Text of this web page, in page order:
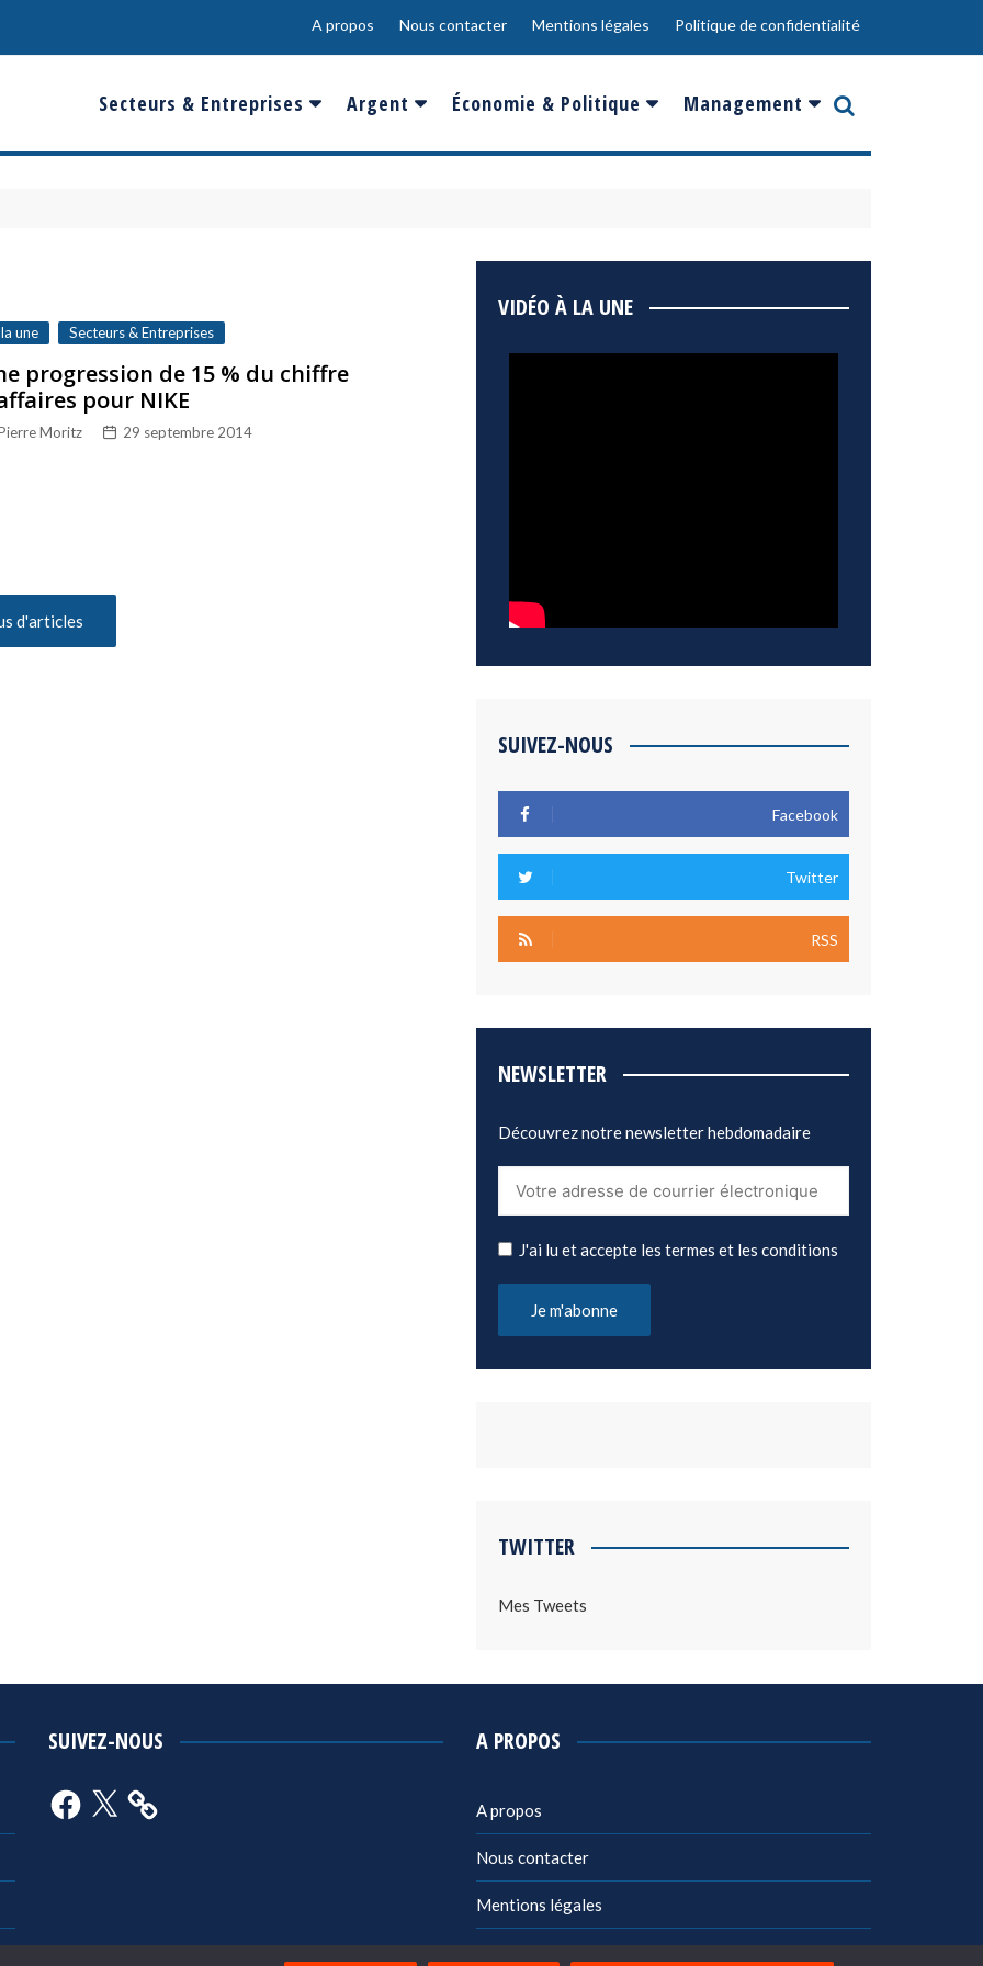
A propos Nous contacter Mentions légales Politique de confidentialité
Secteurs & Entreprises
Banques & Finances
Défense & Aéronautique
Santé & Biotechnologie
Technologies & Médias
Argent
Salaire
Epargne & Placements
Économie & Politique
France
Management
Innovation
une Secteurs & Entreprises
progression de 15 % du chiffre
pour NIKE
Moritz 29 septembre 2014
d'articles
VIDÉO À LA UNE
SUIVEZ-NOUS
Facebook
Twitter
RSS
NEWSLETTER
Découvrez notre newsletter hebdomadaire
J'ai lu et accepte les termes et les conditions
TWITTER
Mes Tweets
SUIVEZ-NOUS
Facebook
X
A PROPOS
A propos
Nous contacter
Mentions légales
Politique de confidentialité